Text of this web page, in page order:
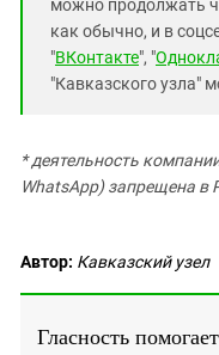
можно продолжать
как обычно, и в
"ВКонтакте", "
"Кавказского узла"
* деятельность
WhatsApp) запрещена в
Автор: Кавказский узел
Гласность